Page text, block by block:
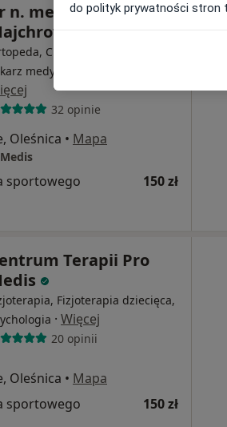
n. med. Leszek
Chirurg dziecięcy,
medycyny sportowej
32 opinie
Oleśnica • Mapa
sportowego 150 zł
Terapii Pro
Fizjoterapia dziecięca,
· Więcej
20 opinii
Oleśnica • Mapa
sportowego
150 zł
do polityk prywatności stron